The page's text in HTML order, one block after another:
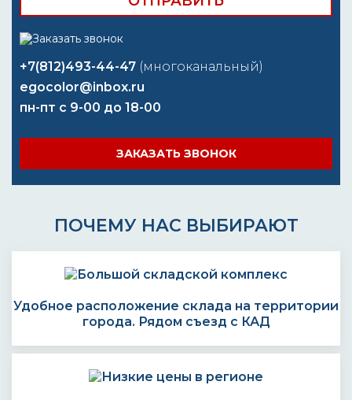
+7(812)493-44-47 (многоканальный)
egocolor@inbox.ru
пн-пт с 9-00 до 18-00
ЗАКАЗАТЬ ЗВОНОК
ПОЧЕМУ НАС ВЫБИРАЮТ
Удобное расположение склада на территории
города. Рядом съезд с КАД